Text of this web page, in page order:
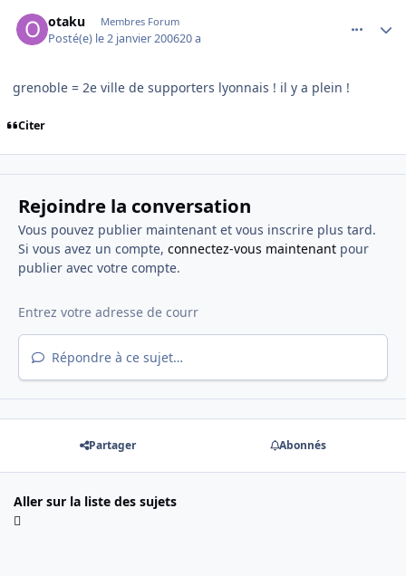
otaku Membres Forum
Posté(e) le 2 janvier 200620 a
grenoble = 2e ville de supporters lyonnais ! il y a plein !
Citer
Rejoindre la conversation
Vous pouvez publier maintenant et vous inscrire plus tard.
Si vous avez un compte, connectez-vous maintenantpour
publier avec votre compte.
Répondre à ce sujet…
Partager Abonnés
Aller sur la liste des sujets